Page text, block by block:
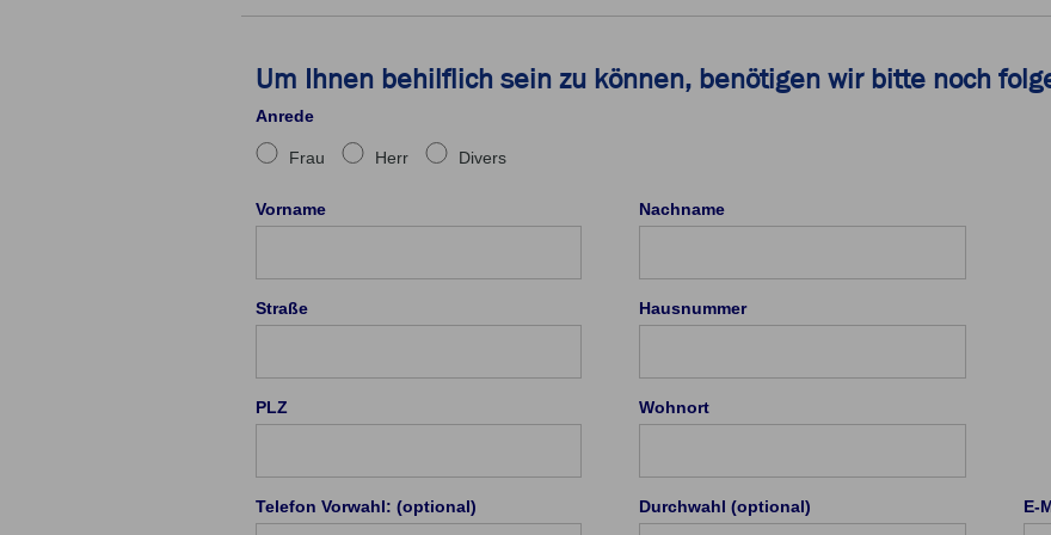
Um Ihnen behilflich sein zu können, benötigen wir bitte noch
Anrede
Frau Herr Divers
Vorname Nachname
Straße Hausnummer
PLZ Wohnort
Telefon Vorwahl: (optional) Durchwahl (optional) E-